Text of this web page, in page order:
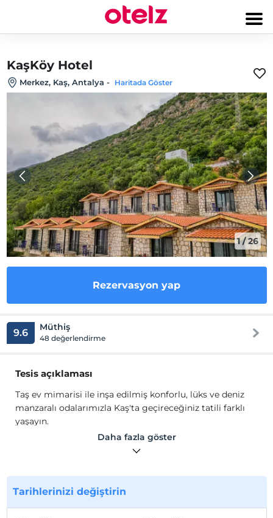
KaşKöy Hotel
Merkez, Kaş, Antalya - Haritada Göster
1/26
Rezervasyon yap
9.6 Müthiş
48 değerlendirme
Tesis açıklaması
Taş ev mimarisi ile inşa edilmiş konforlu, lüks ve deniz
manzaralı odalarımızla Kaş'ta geçireceğiniz tatili farklı
yaşayın.
Taş ev mimarisi ile inşa edilmiş konforlu, lüks ve deniz
manzaralı odalarımızla Kaş'ta geçireceğiniz tatili farklı
Daha fazla göster
Tarihlerinizi değiştirin